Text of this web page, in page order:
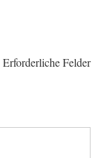
Erforderliche Felder